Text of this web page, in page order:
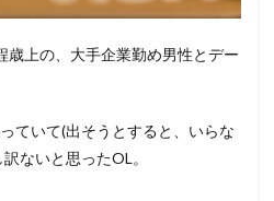
歳上の、大手企業勤め男性とデー
ていて(出そうとすると、いらな
ないと思ったOL。